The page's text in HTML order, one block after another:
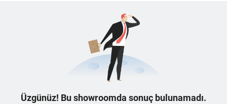
Üzgünüz! Bu showroomda sonuç bulunamadı.